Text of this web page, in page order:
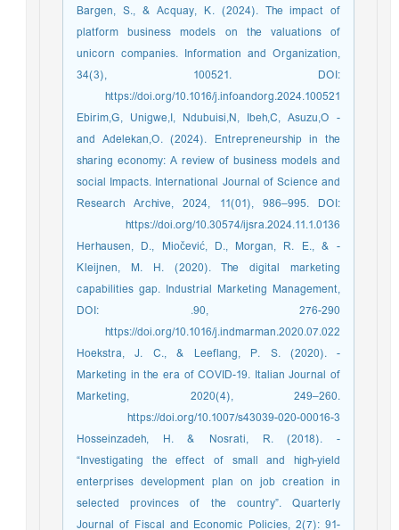
Bargen, S., & Acquay, K. (2024). The impact of
platform business models on the valuations of
unicorn companies. Information and Organization,
34(3), 100521. DOI:
https://doi.org/10.1016/j.infoandorg.2024.100521
- Ebirim,G, Unigwe,I, Ndubuisi,N, Ibeh,C, Asuzu,O
and Adelekan,O. (2024). Entrepreneurship in the
sharing economy: A review of business models and
social Impacts. International Journal of Science and
Research Archive, 2024, 11(01), 986–995. DOI:
https://doi.org/10.30574/ijsra.2024.11.1.0136
- Herhausen, D., Miočević, D., Morgan, R. E., &
Kleijnen, M. H. (2020). The digital marketing
capabilities gap. Industrial Marketing Management,
90, 276-290.‏ DOI:
https://doi.org/10.1016/j.indmarman.2020.07.022
- Hoekstra, J. C., & Leeflang, P. S. (2020).
Marketing in the era of COVID-19. Italian Journal of
Marketing, 2020(4), 249–260.
https://doi.org/10.1007/s43039-020-00016-3
- Hosseinzadeh, H. & Nosrati, R. (2018).
“Investigating the effect of small and high-yield
enterprises development plan on job creation in
selected provinces of the country”. Quarterly
Journal of Fiscal and Economic Policies, 2(7): 91-